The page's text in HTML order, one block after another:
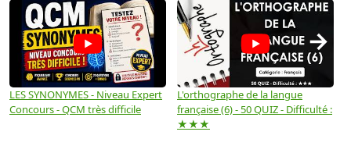
LES SYNONYMES - Niveau Expert
Concours - QCM très difficile
L'orthographe de la langue
française (6) - 50 QUIZ - Difficulté :
★★★
→